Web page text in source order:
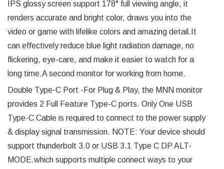
IPS glossy screen support 178° full viewing angle, it
renders accurate and bright color, draws you into the
video or game with lifelike colors and amazing detail.It
can effectively reduce blue light radiation damage, no
flickering, eye-care, and make it easier to watch for a
long time.A second monitor for working from home.
Double Type-C Port -For Plug & Play, the MNN monitor
provides 2 Full Feature Type-C ports. Only One USB
Type-C Cable is required to connect to the power supply
& display signal transmission. NOTE: Your device should
support thunderbolt 3.0 or USB 3.1 Type C DP ALT-
MODE.which supports multiple connect ways to your